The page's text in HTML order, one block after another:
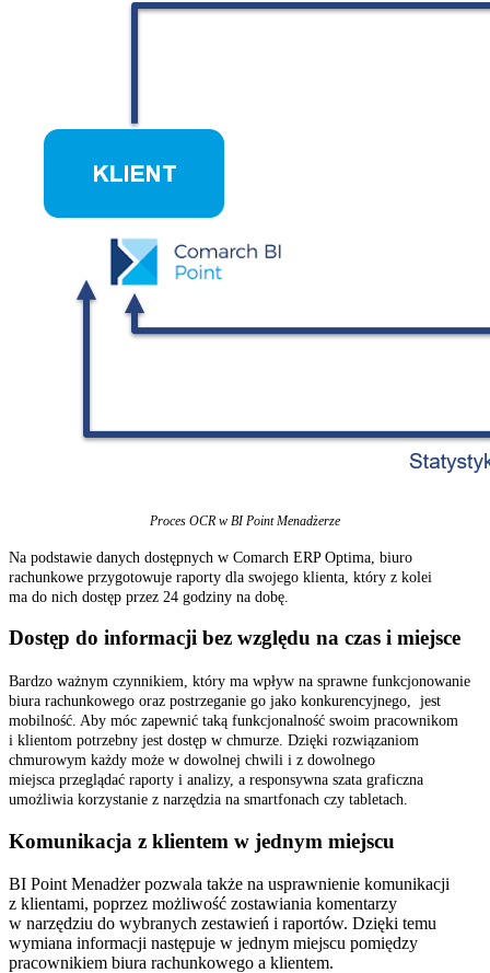
Proces OCR w BI Point Menadżerze
Na podstawie danych dostępnych w Comarch ERP Optima, biuro
rachunkowe przygotowuje raporty dla swojego klienta, który z kolei
ma do nich dostęp przez 24 godziny na dobę.
Dostęp do informacji bez względu na czas i miejsce
Bardzo ważnym czynnikiem, który ma wpływ na sprawne funkcjonowanie
biura rachunkowego oraz postrzeganie go jako konkurencyjnego, jest
mobilność. Aby móc zapewnić taką funkcjonalność swoim pracownikom
i klientom potrzebny jest dostęp w chmurze. Dzięki rozwiązaniom
chmurowym każdy może w dowolnej chwili i z dowolnego
miejsca przeglądać raporty i analizy, a responsywna szata graficzna
umożliwia korzystanie z narzędzia na smartfonach czy tabletach.
Komunikacja z klientem w jednym miejscu
BI Point Menadżer pozwala także na usprawnienie komunikacji
z klientami, poprzez możliwość zostawiania komentarzy
w narzędziu do wybranych zestawień i raportów. Dzięki temu
wymiana informacji następuje w jednym miejscu pomiędzy
pracownikiem biura rachunkowego a klientem.